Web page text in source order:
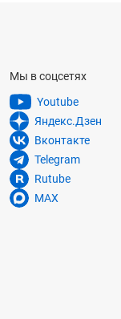
сетевым
могут
отсутствует
переменного
где необходимо
Мы в соцсетях
Youtube
Яндекс.Дзен
Вконтакте
Telegram
Rutube
MAX